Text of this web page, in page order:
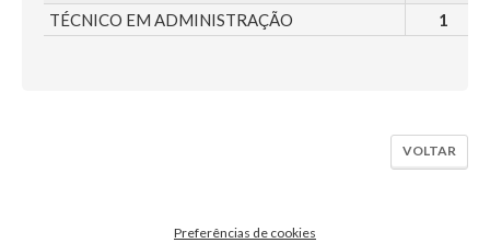
TÉCNICO EM ADMINISTRAÇÃO
1
VOLTAR
Preferências de cookies